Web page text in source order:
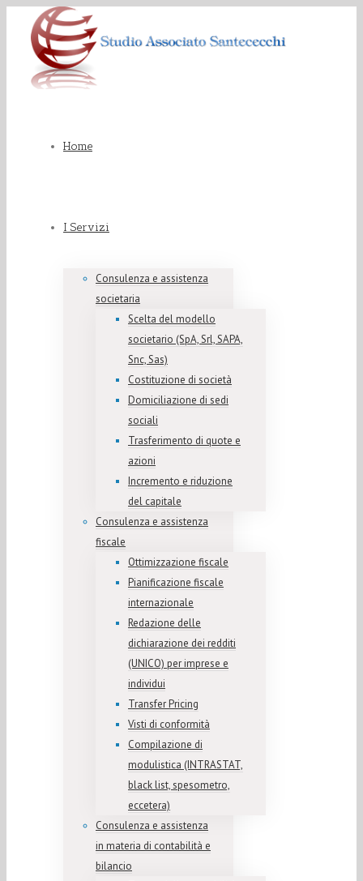
Home
I Servizi
Consulenza e assistenza
societaria
Scelta del modello
societario (SpA, Srl, SAPA,
Snc, Sas)
Costituzione di società
Domiciliazione di sedi
sociali
Trasferimento di quote e
azioni
Incremento e riduzione
del capitale
Consulenza e assistenza
fiscale
Ottimizzazione fiscale
Pianificazione fiscale
internazionale
Redazione delle
dichiarazione dei redditi
(UNICO) per imprese e
individui
Transfer Pricing
Visti di conformità
Compilazione di
modulistica (INTRASTAT,
black list, spesometro,
eccetera)
Consulenza e assistenza
in materia di contabilità e
bilancio